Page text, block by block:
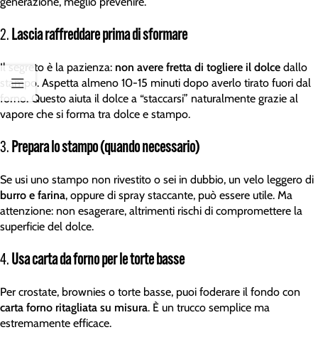
2. Lascia raffreddare prima di sformare
Il segreto è la pazienza: non avere fretta di togliere il dolce dallo
stampo. Aspetta almeno 10-15 minuti dopo averlo tirato fuori dal
forno. Questo aiuta il dolce a “staccarsi” naturalmente grazie al
vapore che si forma tra dolce e stampo.
3. Prepara lo stampo (quando necessario)
Se usi uno stampo non rivestito o sei in dubbio, un velo leggero di
burro e farina, oppure di spray staccante, può essere utile. Ma
attenzione: non esagerare, altrimenti rischi di compromettere la
superficie del dolce.
4.Usa carta da forno per le torte basse
Per crostate, brownies o torte basse, puoi foderare il fondo con
carta forno ritagliata su misura. È un trucco semplice ma
estremamente efficace.